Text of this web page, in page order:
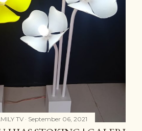
TV September 06, 2021